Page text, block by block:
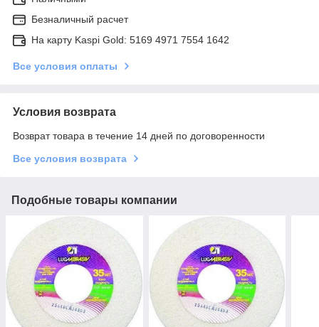
Безналичный расчет
На карту Kaspi Gold: 5169 4971 7554 1642
Все условия оплаты
Условия возврата
Возврат товара в течение 14 дней по договоренности
Все условия возврата
Подобные товары компании